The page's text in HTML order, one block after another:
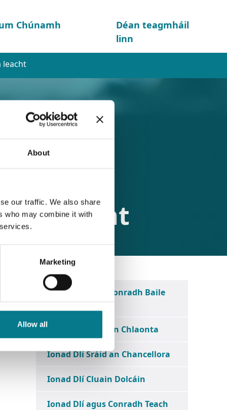
About
our traffic. We also share
who may combine it with
Marketing
Allow all
Chúnamh
Déan teagmháil
linn
leacht
leacht
Ionad Dlí agus Conradh Baile
Munna
Ionad Dlí Baile an Chlaonta
Ionad Dlí Sráid an Chancellora
Ionad Dlí Cluain Dolcáin
Ionad Dlí agus Conradh Teach